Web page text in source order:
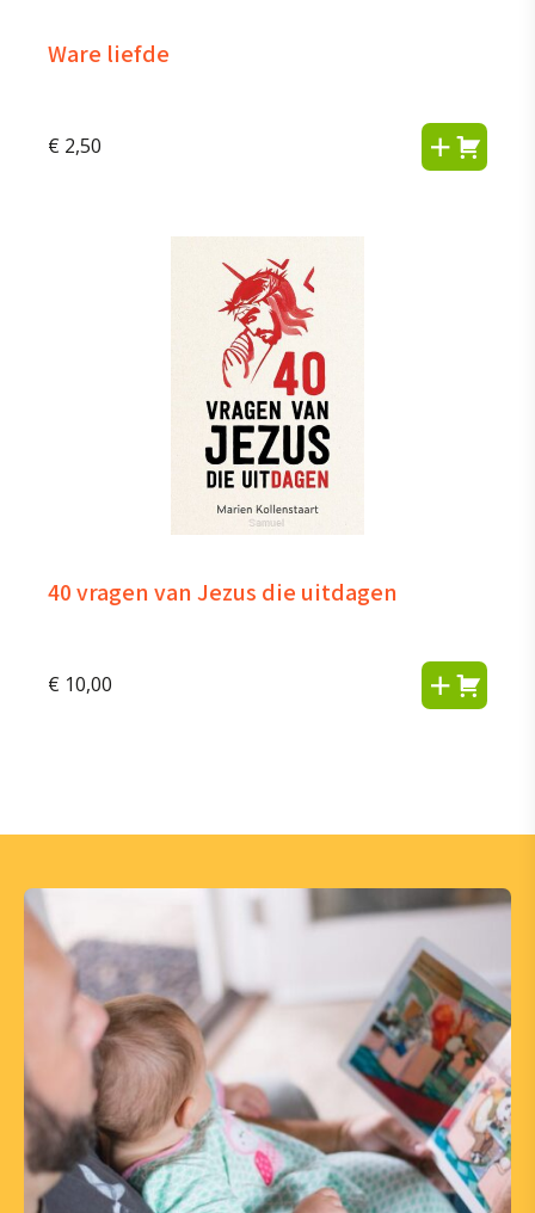
Ware liefde
€ 2,50
40 vragen van Jezus die uitdagen
€ 10,00